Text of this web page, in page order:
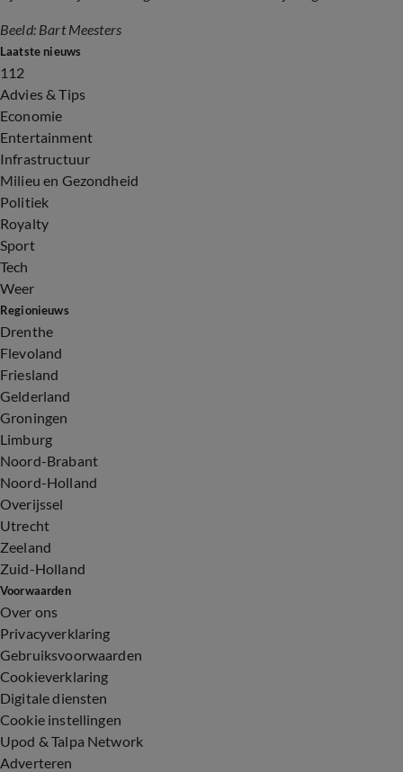
Beeld: Bart Meesters
Laatste nieuws
112
Advies & Tips
Economie
Entertainment
Infrastructuur
Milieu en Gezondheid
Politiek
Royalty
Sport
Tech
Weer
Regionieuws
Drenthe
Flevoland
Friesland
Gelderland
Groningen
Limburg
Noord-Brabant
Noord-Holland
Overijssel
Utrecht
Zeeland
Zuid-Holland
Voorwaarden
Over ons
Privacyverklaring
Gebruiksvoorwaarden
Cookieverklaring
Digitale diensten
Cookie instellingen
Upod & Talpa Network
Adverteren